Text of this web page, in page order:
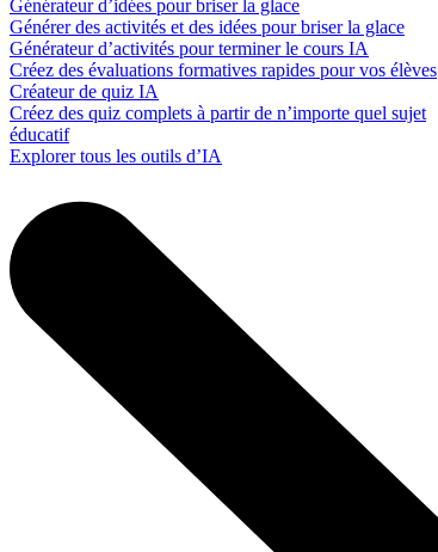
Générateur d’idées pour briser la glace
Générer des activités et des idées pour briser la glace
Générateur d’activités pour terminer le cours IA
Créez des évaluations formatives rapides pour vos élèves
Créateur de quiz IA
Créez des quiz complets à partir de n’importe quel sujet
éducatif
Explorer tous les outils d’IA